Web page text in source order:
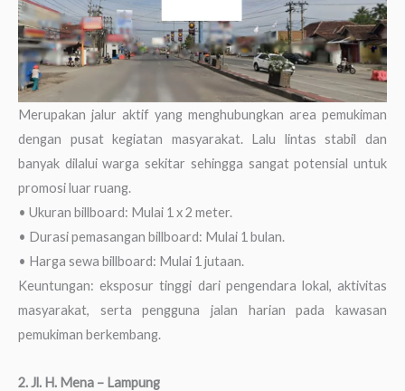
Merupakan jalur aktif yang menghubungkan area pemukiman
dengan pusat kegiatan masyarakat. Lalu lintas stabil dan
banyak dilalui warga sekitar sehingga sangat potensial untuk
promosi luar ruang.
• Ukuran billboard: Mulai 1 x 2 meter.
• Durasi pemasangan billboard: Mulai 1 bulan.
• Harga sewa billboard: Mulai 1 jutaan.
Keuntungan: eksposur tinggi dari pengendara lokal, aktivitas
masyarakat, serta pengguna jalan harian pada kawasan
pemukiman berkembang.
2. Jl. H. Mena – Lampung